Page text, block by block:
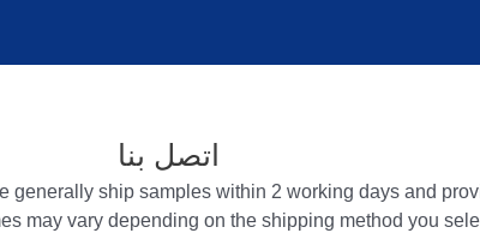
اتصل بنا
ship samples within 2 working days and
may vary depending on the shipping method you